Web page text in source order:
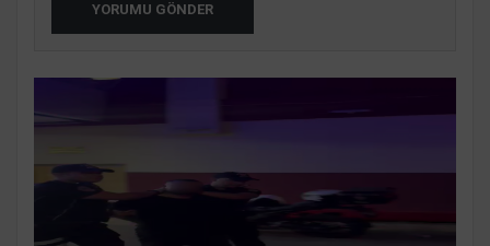
YORUMU GÖNDER